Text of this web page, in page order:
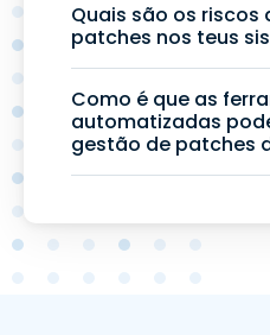
Quais são os riscos
patches nos teus
Como é que as
automatizadas
gestão de patches